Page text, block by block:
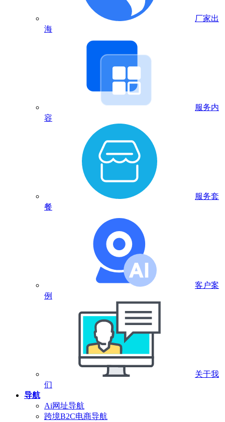
厂家出
海
服务内
容
服务套
餐
客户案
例
关于我
们
导航
Ai网址导航
跨境B2C电商导航